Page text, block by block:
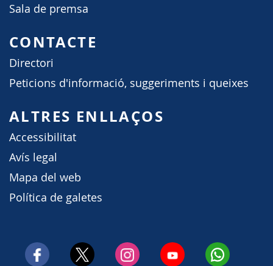
Sala de premsa
CONTACTE
Directori
Peticions d'informació, suggeriments i queixes
ALTRES ENLLAÇOS
Accessibilitat
Avís legal
Mapa del web
Política de galetes